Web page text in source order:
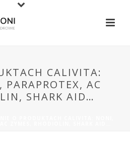
CALIVITA:
AC
SHARK AID…